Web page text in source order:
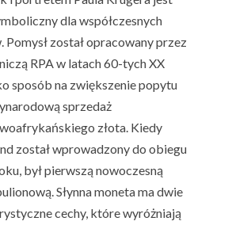
dla współczesnych
. Pomysł został opracowany przez
RPA w latach 60-tych XX
sposób na zwiększenie popytu
sprzedaż
złota. Kiedy
został wprowadzony do obiegu
był pierwszą nowoczesną
. Słynna moneta ma dwie
cechy, które wyróżniają